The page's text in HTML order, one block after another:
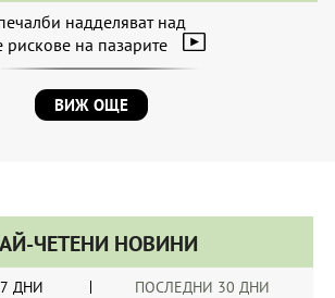
надделяват над
рискове на пазарите
ВИЖ ОЩЕ
ЧЕТЕНИ НОВИНИ
ДНИ ПОСЛЕДНИ 30 ДНИ